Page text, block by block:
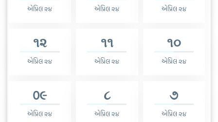
એપ્રિલ ૨૪ એપ્રિલ ૨૪ એપ્રિલ ૨૪
૧૨
એપ્રિલ ૨૪
૧૧
એપ્રિલ ૨૪
૧૦
એપ્રિલ ૨૪
0૯
એપ્રિલ ૨૪
૮
એપ્રિલ ૨૪
૭
એપ્રિલ ૨૪